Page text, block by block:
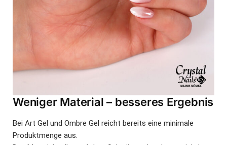
Weniger Material – besseres Ergebnis
Bei Art Gel und Ombre Gel reicht bereits eine minimale
Produktmenge aus.